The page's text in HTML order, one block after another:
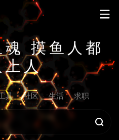
摸鱼人都
上人
具 社区 生活 求职